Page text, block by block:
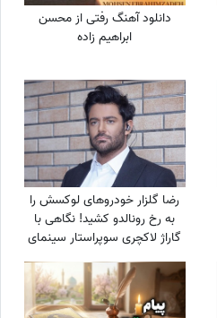
دانلود آهنگ رفتی از محسن
ابراهیم زاده
رضا گلزار خودروهای لوکسش را
به رخ رونالدو کشید! نگاهی با
گاراژ لاکچری سوپراستار سینمای